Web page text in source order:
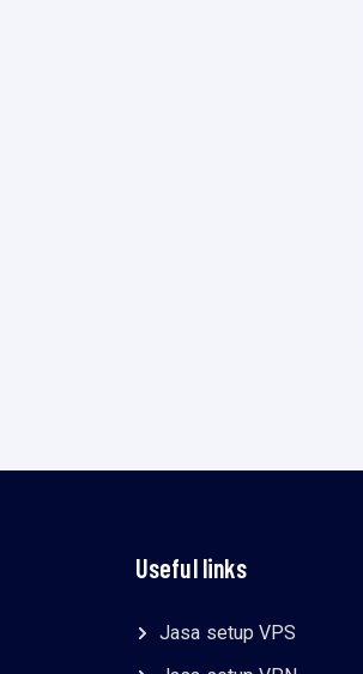
Useful links
Jasa setup VPS